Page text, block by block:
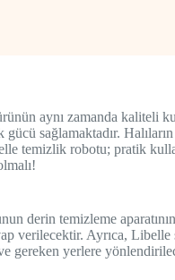
aynı zamanda
sağlamaktadır.
temizlik robotu; pratik
derin temizleme aparatının
verilecektir. Ayrıca,
gereken yerlere